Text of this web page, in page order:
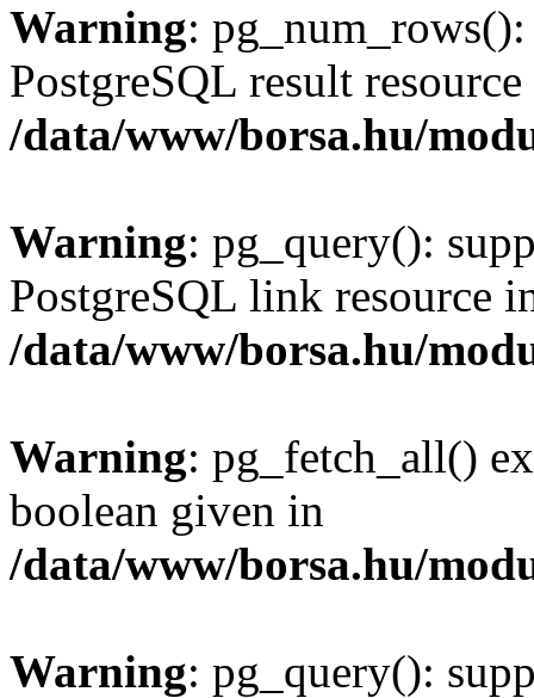
Warning:
PostgreSQL result
/data/www/borsa.hu/
Warning: pg_query():
PostgreSQL link resource
/data/www/borsa.hu/
Warning: pg_fetch_all()
boolean given in
/data/www/borsa.hu/
Warning: pg_query():